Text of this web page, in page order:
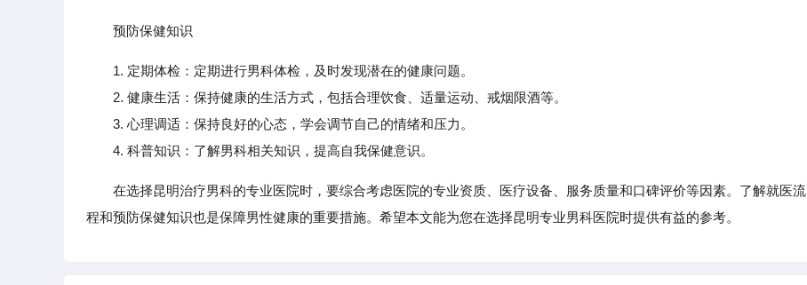
预防保健知识
1. 定期体检：定期进行男科体检，及时发现潜在的健康问题。
2. 健康生活：保持健康的生活方式，包括合理饮食、适量运动、戒烟限酒等。
3. 心理调适：保持良好的心态，学会调节自己的情绪和压力。
4. 科普知识：了解男科相关知识，提高自我保健意识。
在选择昆明治疗男科的专业医院时，要综合考虑医院的专业资质、医疗设备、服务质量和口碑评价等因素。了解就医流
程和预防保健知识也是保障男性健康的重要措施。希望本文能为您在选择昆明专业男科医院时提供有益的参考。